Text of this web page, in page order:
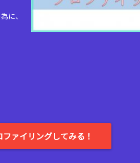
に、
ァイリングしてみる！